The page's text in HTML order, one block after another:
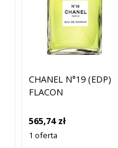
CHANEL N°19 (EDP)
FLACON
565,74 zł
1 oferta